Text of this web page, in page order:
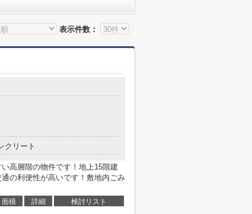
表示件数：
クリート
高層階の物件です！地上15階建
の利便性が高いです！敷地内ごみ
面積 詳細 検討リスト